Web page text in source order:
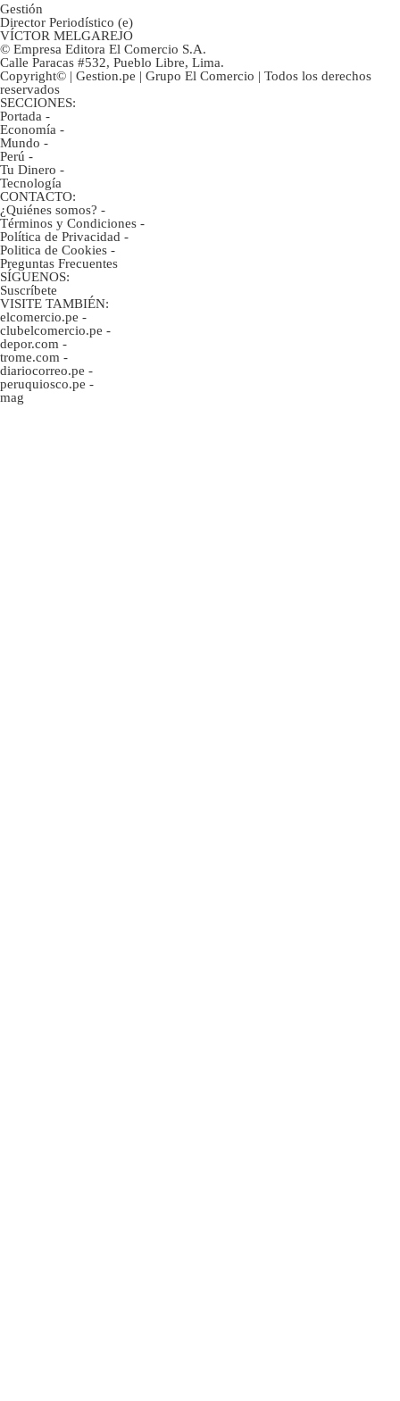
Gestión
Director Periodístico (e)
VÍCTOR MELGAREJO
© Empresa Editora El Comercio S.A.
Calle Paracas #532, Pueblo Libre, Lima.
Copyright© | Gestion.pe | Grupo El Comercio | Todos los derechos
reservados
SECCIONES:
Portada -
Economía -
Mundo -
Perú -
Tu Dinero -
Tecnología
CONTACTO:
¿Quiénes somos? -
Términos y Condiciones -
Política de Privacidad -
Politica de Cookies -
Preguntas Frecuentes
SÍGUENOS:
Suscríbete
VISITE TAMBIÉN:
elcomercio.pe -
clubelcomercio.pe -
depor.com -
trome.com -
diariocorreo.pe -
peruquiosco.pe -
mag